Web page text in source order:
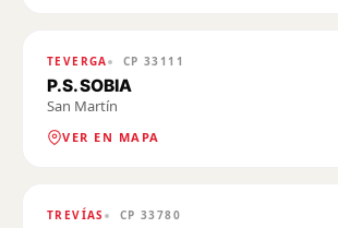
TEVERGA CP33111
P.S. SOBIA
San Martín
VER EN MAPA
TREVÍAS CP33780